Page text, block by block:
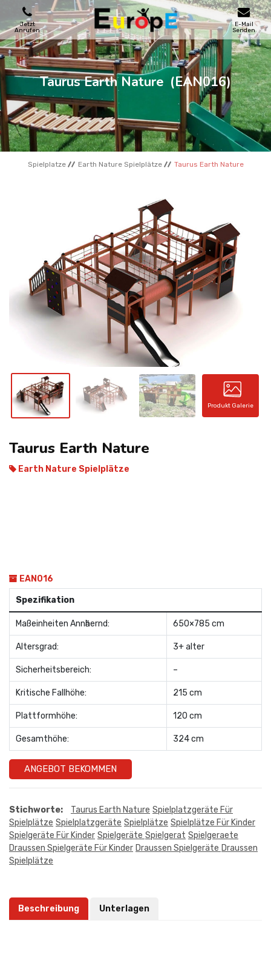
Jetzt
Anrufen
E-Mail
Senden
SPIELPLATZE
SKATEPARKS
HOLZHӒUSER
STADTMOBEL
KONTAKT
Taurus Earth Nature (EAN016)
Spielplatze Earth Nature Spielplätze Taurus Earth Nature
Produkt Galerie
Taurus Earth Nature
Earth Nature Spielplätze
EAN016
Spezifikation
Maßeinheiten Annӓhernd: 650×785 cm
Altersgrad: 3+ alter
Sicherheitsbereich: –
Kritische Fallhöhe: 215 cm
Plattformhöhe: 120 cm
Gesamthöhe: 324 cm
ANGEBOT BEKOMMEN
Stichworte: Taurus Earth Nature Spielplatzgeräte Für
Spielplätze Spielplatzgeräte Spielplätze Spielplätze Für Kinder
Spielgeräte Für Kinder Spielgeräte Spielgerat Spielgeraete
Draussen Spielgeräte Für Kinder Draussen Spielgeräte Draussen
Spielplätze
Beschreibung Unterlagen